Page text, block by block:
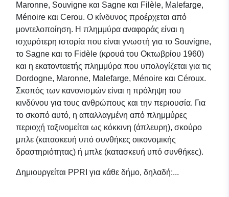
Maronne, Souvigne και Sagne και Filèle, Malefarge,
Ménoire και Cerou. Ο κίνδυνος προέρχεται από
μοντελοποίηση. Η πλημμύρα αναφοράς είναι η
ισχυρότερη ιστορία που είναι γνωστή για το Souvigne,
το Sagne και το Fidèle (κρουά του Οκτωβρίου 1960)
και η εκατονταετής πλημμύρα που υπολογίζεται για τις
Dordogne, Maronne, Malefarge, Ménoire και Céroux.
Σκοπός των κανονισμών είναι η πρόληψη του
κινδύνου για τους ανθρώπους και την περιουσία. Για
το σκοπό αυτό, η απαλλαγμένη από πλημμύρες
περιοχή ταξινομείται ως κόκκινη (άπλευρη), σκούρο
μπλε (κατασκευή υπό συνθήκες οικονομικής
δραστηριότητας) ή μπλε (κατασκευή υπό συνθήκες).
Δημιουργείται PPRI για κάθε δήμο, δηλαδή:...